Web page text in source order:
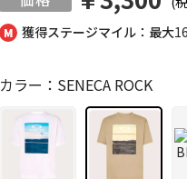
獲得ステージマイル：最大
カラー：SENECA ROCK